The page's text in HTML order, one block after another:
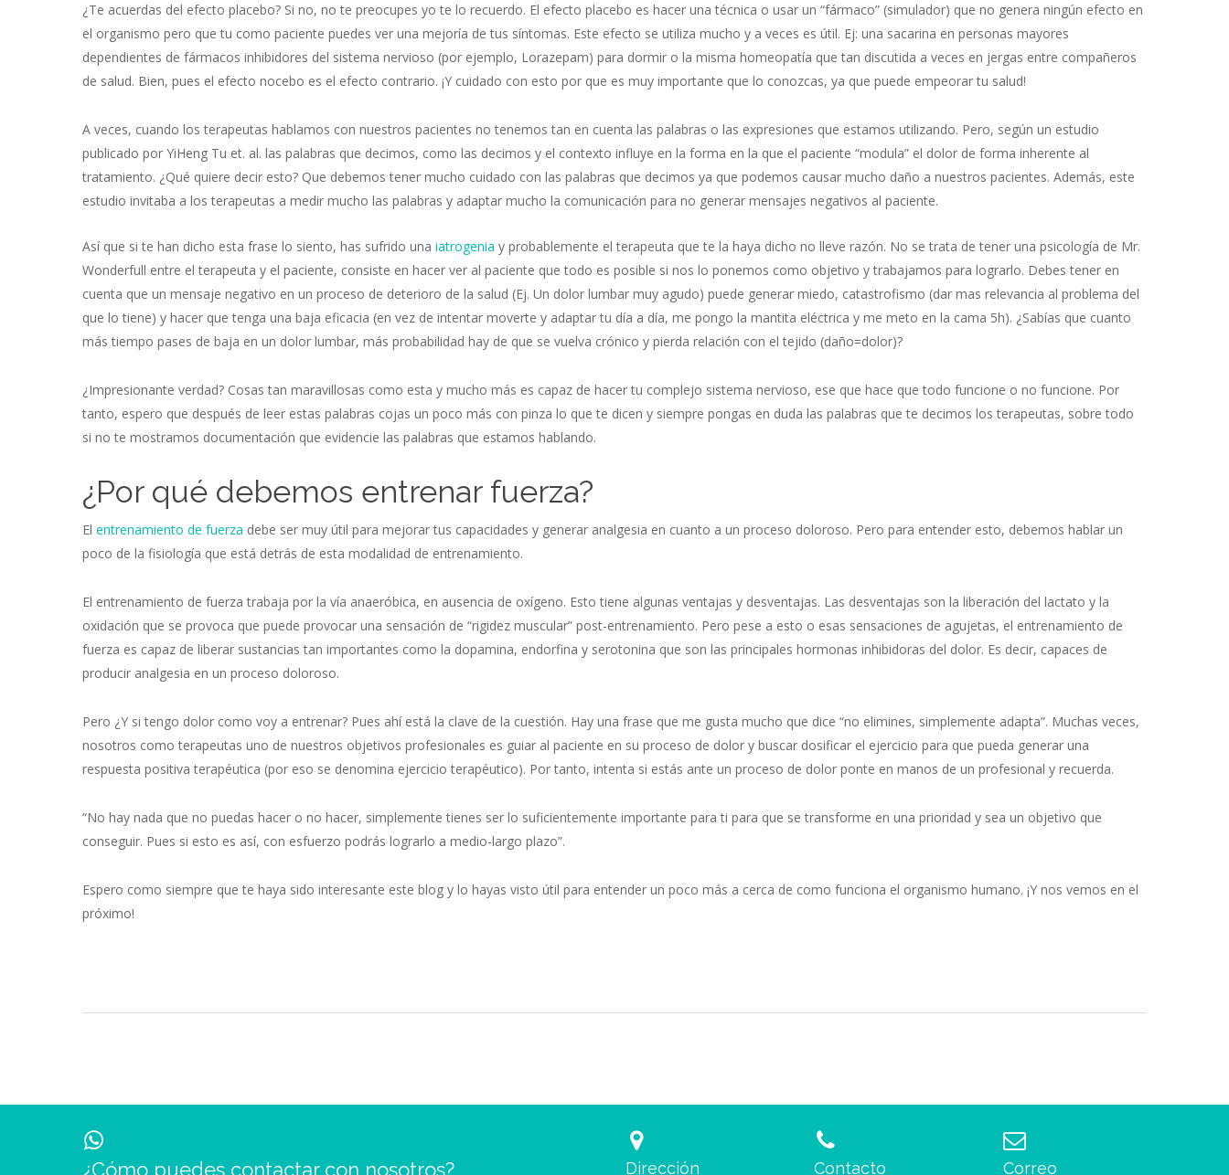
¿Te acuerdas del efecto placebo? Si no, no te preocupes yo te lo recuerdo. El efecto placebo es hacer una técnica o usar un “fármaco” (simulador) que no genera ningún efecto en
el organismo pero que tu como paciente puedes ver una mejoría de tus síntomas. Este efecto se utiliza mucho y a veces es útil. Ej: una sacarina en personas mayores
dependientes de fármacos inhibidores del sistema nervioso (por ejemplo, Lorazepam) para dormir o la misma homeopatía que tan discutida a veces en jergas entre compañeros
de salud. Bien, pues el efecto nocebo es el efecto contrario. ¡Y cuidado con esto por que es muy importante que lo conozcas, ya que puede empeorar tu salud!
A veces, cuando los terapeutas hablamos con nuestros pacientes no tenemos tan en cuenta las palabras o las expresiones que estamos utilizando. Pero, según un estudio
publicado por YiHeng Tu et. al. las palabras que decimos, como las decimos y el contexto influye en la forma en la que el paciente “modula” el dolor de forma inherente al
tratamiento. ¿Qué quiere decir esto? Que debemos tener mucho cuidado con las palabras que decimos ya que podemos causar mucho daño a nuestros pacientes. Además, este
estudio invitaba a los terapeutas a medir mucho las palabras y adaptar mucho la comunicación para no generar mensajes negativos al paciente.
Así que si te han dicho esta frase lo siento, has sufrido unaiatrogenia y probablemente el terapeuta que te la haya dicho no lleve razón. No se trata de tener una psicología de Mr.
Wonderfull entre el terapeuta y el paciente, consiste en hacer ver al paciente que todo es posible si nos lo ponemos como objetivo y trabajamos para lograrlo. Debes tener en
cuenta que un mensaje negativo en un proceso de deterioro de la salud (Ej. Un dolor lumbar muy agudo) puede generar miedo, catastrofismo (dar mas relevancia al problema del
que lo tiene) y hacer que tenga una baja eficacia (en vez de intentar moverte y adaptar tu día a día, me pongo la mantita eléctrica y me meto en la cama 5h). ¿Sabías que cuanto
más tiempo pases de baja en un dolor lumbar, más probabilidad hay de que se vuelva crónico y pierda relación con el tejido (daño=dolor)?
¿Impresionante verdad? Cosas tan maravillosas como esta y mucho más es capaz de hacer tu complejo sistema nervioso, ese que hace que todo funcione o no funcione. Por
tanto, espero que después de leer estas palabras cojas un poco más con pinza lo que te dicen y siempre pongas en duda las palabras que te decimos los terapeutas, sobre todo
si no te mostramos documentación que evidencie las palabras que estamos hablando.
¿Por qué debemos entrenar fuerza?
Elentrenamiento de fuerza debe ser muy útil para mejorar tus capacidades y generar analgesia en cuanto a un proceso doloroso. Pero para entender esto, debemos hablar un
poco de la fisiología que está detrás de esta modalidad de entrenamiento.
El entrenamiento de fuerza trabaja por la vía anaeróbica, en ausencia de oxígeno. Esto tiene algunas ventajas y desventajas. Las desventajas son la liberación del lactato y la
oxidación que se provoca que puede provocar una sensación de “rigidez muscular” post-entrenamiento. Pero pese a esto o esas sensaciones de agujetas, el entrenamiento de
fuerza es capaz de liberar sustancias tan importantes como la dopamina, endorfina y serotonina que son las principales hormonas inhibidoras del dolor. Es decir, capaces de
producir analgesia en un proceso doloroso.
Pero ¿Y si tengo dolor como voy a entrenar? Pues ahí está la clave de la cuestión. Hay una frase que me gusta mucho que dice “no elimines, simplemente adapta”. Muchas veces,
nosotros como terapeutas uno de nuestros objetivos profesionales es guiar al paciente en su proceso de dolor y buscar dosificar el ejercicio para que pueda generar una
respuesta positiva terapéutica (por eso se denomina ejercicio terapéutico). Por tanto, intenta si estás ante un proceso de dolor ponte en manos de un profesional y recuerda.
“No hay nada que no puedas hacer o no hacer, simplemente tienes ser lo suficientemente importante para ti para que se transforme en una prioridad y sea un objetivo que
conseguir. Pues si esto es así, con esfuerzo podrás lograrlo a medio-largo plazo”.
Espero como siempre que te haya sido interesante este blog y lo hayas visto útil para entender un poco más a cerca de como funciona el organismo humano. ¡Y nos vemos en el
próximo!
¿Cómo puedes contactar con nosotros? Dirección Contacto Correo